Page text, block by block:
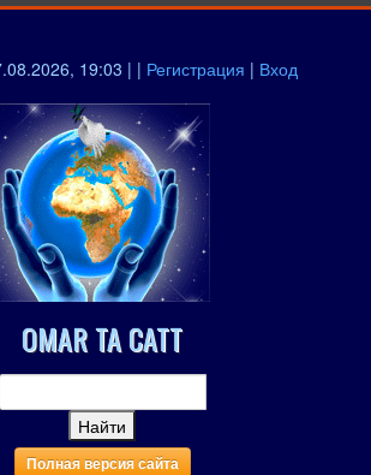
19:03 | | Регистрация | Вход
OMAR TA CATT
Полная версия сайта